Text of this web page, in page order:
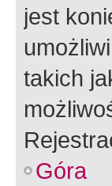
jest
takich
Góra